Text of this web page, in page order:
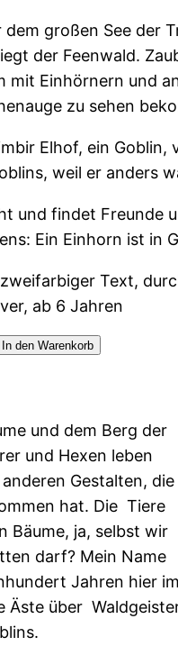
dem großen See der
der Feenwald.
mit Einhörnern und
zu sehen
Elhof, ein Goblin,
weil er anders
und findet Freunde
Ein Einhorn ist in
Text,
ab 6 Jahren
In den Warenkorb
und dem Berg der
und Hexen leben
Gestalten, die
hat. Die Tiere
Bäume, ja, selbst wir
darf? Mein Name
Jahren hier im
Äste über